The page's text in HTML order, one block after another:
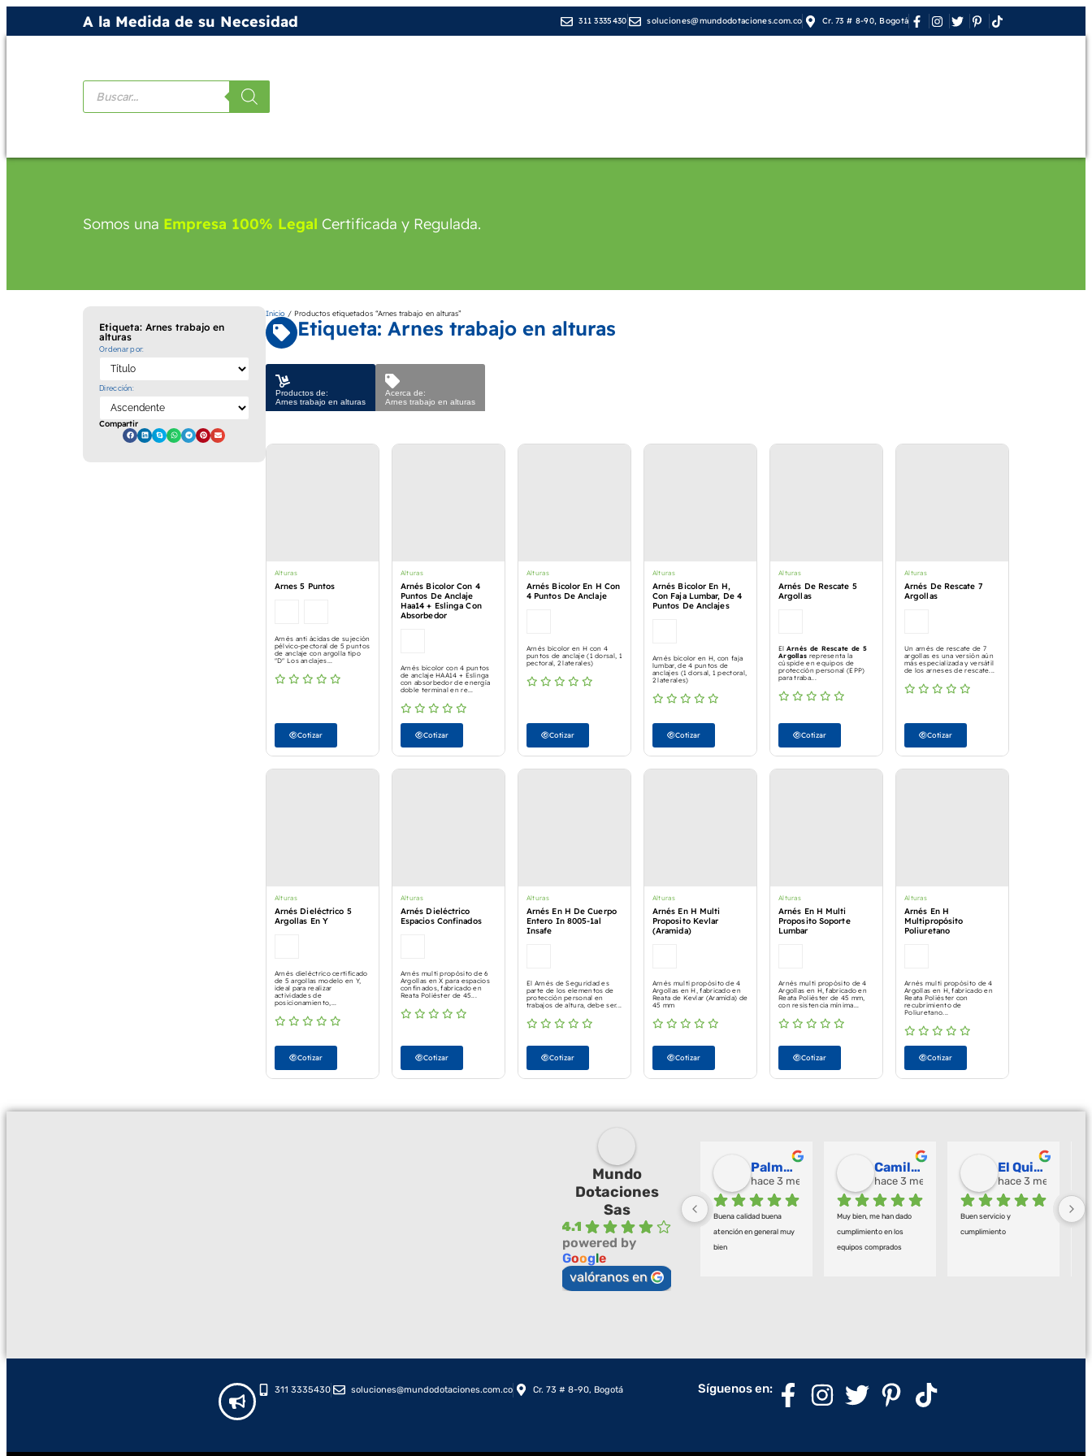
A la Medida de su Necesidad 311 3335430 soluciones@mundodotaciones.com.co Cr. 73 # 8-90, Bogotá
Somos una Empresa 100% Legal Certificada y Regulada.
Etiqueta: Arnes trabajo en
alturas
Ordenar por:
Dirección:
Compartir
Inicio/ Productos etiquetados “Arnes trabajo en alturas”
Etiqueta: Arnes trabajo en alturas
Productos de:
Arnes trabajo en alturas
Acerca de:
Arnes trabajo en alturas
Alturas
Arnes 5 Puntos
Arnés anti ácidas de sujeción
pélvico-pectoral de 5 puntos
de anclaje con argolla tipo
"D" Los anclajes...
Cotizar
Alturas
Arnés Bicolor Con 4
Puntos De Anclaje
Haa14 + Eslinga Con
Absorbedor
Arnés bicolor con 4 puntos
de anclaje HAA14 + Eslinga
con absorbedor de energía
doble terminal en re...
Cotizar
Alturas
Arnés Bicolor En H Con
4 Puntos De Anclaje
Arnés bicolor en H con 4
puntos de anclaje (1 dorsal, 1
pectoral, 2 laterales)
Cotizar
Alturas
Arnés Bicolor En H,
Con Faja Lumbar, De 4
Puntos De Anclajes
Arnés bicolor en H, con faja
lumbar, de 4 puntos de
anclajes (1 dorsal, 1 pectoral,
2 laterales)
Cotizar
Alturas
Arnés De Rescate 5
Argollas
El Arnés de Rescate de 5
Argollas representa la
cúspide en equipos de
protección personal (EPP)
para traba...
Cotizar
Alturas
Arnés De Rescate 7
Argollas
Un arnés de rescate de 7
argollas es una versión aún
más especializada y versátil
de los arneses de rescate...
Cotizar
Alturas
Arnés Dieléctrico 5
Argollas En Y
Arnés dieléctrico certificado
de 5 argollas modelo en Y,
ideal para realizar
actividades de
posicionamiento,...
Cotizar
Alturas
Arnés Dieléctrico
Espacios Confinados
Arnés multi propósito de 6
Argollas en X para espacios
confinados, fabricado en
Reata Poliéster de 45...
Cotizar
Alturas
Arnés En H De Cuerpo
Entero In 8005-1al
Insafe
El Arnés de Seguridad es
parte de los elementos de
protección personal en
trabajos de altura, debe ser...
Cotizar
Alturas
Arnés En H Multi
Proposito Kevlar
(Aramida)
Arnés multi propósito de 4
Argollas en H, fabricado en
Reata de Kevlar (Aramida) de
45 mm
Cotizar
Alturas
Arnés En H Multi
Proposito Soporte
Lumbar
Arnés multi propósito de 4
Argollas en H, fabricado en
Reata Poliéster de 45 mm,
con resistencia mínima...
Cotizar
Alturas
Arnés En H
Multipropósito
Poliuretano
Arnés multi propósito de 4
Argollas en H, fabricado en
Reata Poliéster con
recubrimiento de
Poliuretano...
Cotizar
Mundo
Dotaciones
Sas
4.1
powered by
Google
valóranos en
Palmeras Doradas
hace 3 meses
Buena calidad buena
atención en general muy
bien
Camilo Ortegón
hace 3 meses
Muy bien, me han dado
cumplimiento en los
equipos comprados
El Quirofano Industrial
hace 3 meses
Buen servicio y
cumplimiento
311 3335430 soluciones@mundodotaciones.com.co Cr. 73 # 8-90, Bogotá Síguenos en: